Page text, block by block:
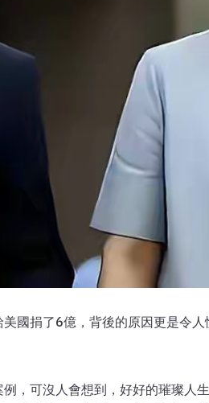
國捐了6億，背後的原因更是令人
，可沒人會想到，好好的璀璨人